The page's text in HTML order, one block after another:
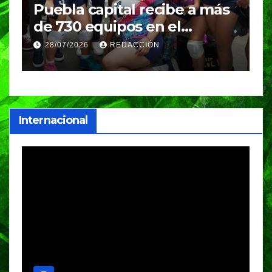
BUAP conquista 29
medallas en el Campeonato
Nacional de Karate y
clasifica a competencias
28/07/2026 VERÓNICA ANDRADE CRUZ
Internacional